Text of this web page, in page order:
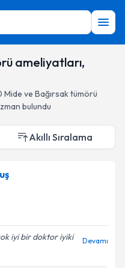
ameliyatları,
Mide ve Bağırsak tümörü
bulundu
Akıllı Sıralama
iyi bir doktor iyiki
Devamı